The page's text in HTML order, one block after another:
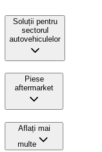
Soluții pentru
sectorul
autovehiculelor
Piese
aftermarket
Aflați mai
multe